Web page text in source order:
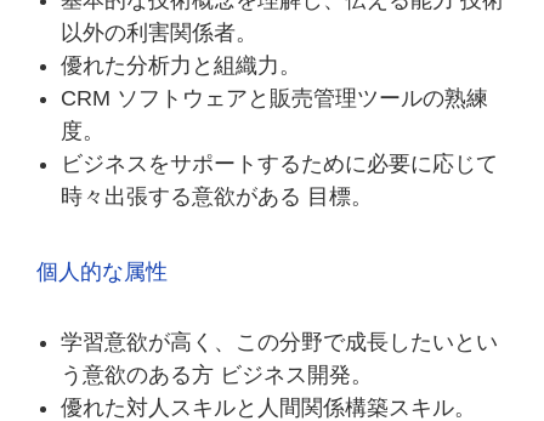
以外の利害関係者。
優れた分析力と組織力。
CRM ソフトウェアと販売管理ツールの熟練
度。
ビジネスをサポートするために必要に応じて
時々出張する意欲がある 目標。
個人的な属性
学習意欲が高く、この分野で成長したいとい
う意欲のある方 ビジネス開発。
優れた対人スキルと人間関係構築スキル。